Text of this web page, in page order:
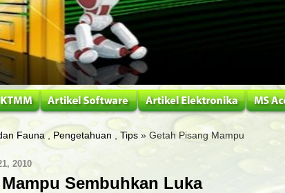
Fauna , Pengetahuan Tips » Getah Pisang Mampu
2010
Sembuhkan Luka